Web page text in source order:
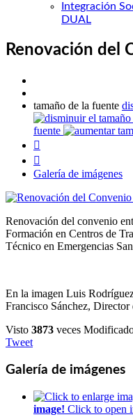
Integración
DUAL
Renovación del
tamaño de la fuente
fuente


Galería de imágenes
Renovación del convenio
Formación en Centros de
Técnico en Emergencias
En la imagen Luis
Francisco Sánchez,
Visto 3873 veces
Tweet
Galería de imágenes
image! Click to open